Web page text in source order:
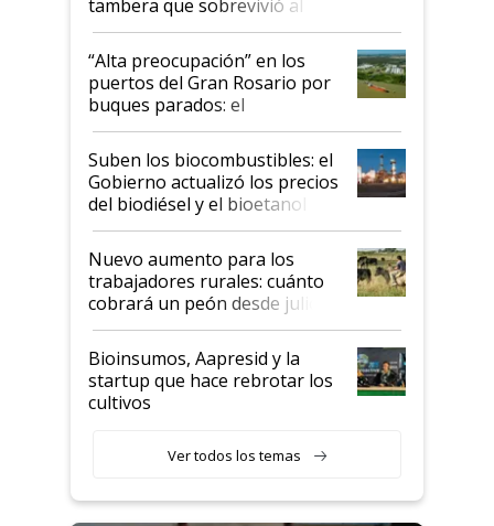
tambera que sobrevivió al
tornado
“Alta preocupación” en los
puertos del Gran Rosario por
buques parados: el
funcionamiento de las
exportadoras en tensión tras
la medida de fuerza de los
prácticos
Suben los biocombustibles: el
Gobierno actualizó los precios
del biodiésel y el bioetanol
Nuevo aumento para los
trabajadores rurales: cuánto
cobrará un peón desde julio
Bioinsumos, Aapresid y la
startup que hace rebrotar los
cultivos
Ver todos los temas